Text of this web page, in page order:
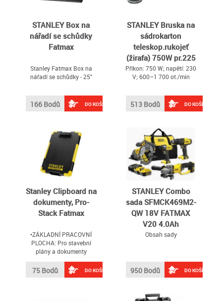
STANLEY Box na
nářadí se schůdky
Fatmax
Stanley Fatmax Box na
nářadí se schůdky - 25"
166 Bodů DO KOŠÍKU
STANLEY Bruska na
sádrokarton
teleskop.rukojeť
(žirafa) 750W pr.225
mm, taška
Příkon: 750 W; napětí: 230
V; 600–1 700 ot./min
513 Bodů DO KOŠÍKU
Stanley Clipboard na
dokumenty, Pro-
Stack Fatmax
•ZÁKLADNÍ PRACOVNÍ
PLOCHA: Pro stavební
plány a dokumenty
75 Bodů DO KOŠÍKU
STANLEY Combo
sada SFMCK469M2-
QW 18V FATMAX
V20 4.0Ah
Obsah sady
950 Bodů DO KOŠÍKU